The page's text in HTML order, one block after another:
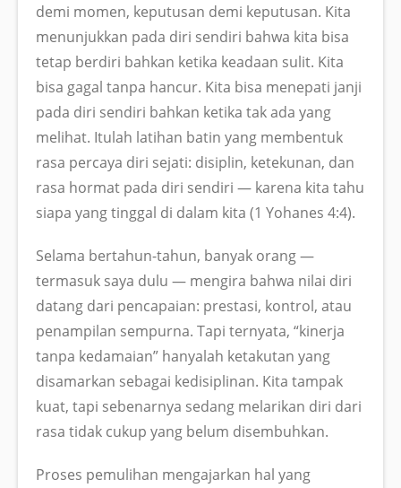
demi momen, keputusan demi keputusan. Kita
menunjukkan pada diri sendiri bahwa kita bisa
tetap berdiri bahkan ketika keadaan sulit. Kita
bisa gagal tanpa hancur. Kita bisa menepati janji
pada diri sendiri bahkan ketika tak ada yang
melihat. Itulah latihan batin yang membentuk
rasa percaya diri sejati: disiplin, ketekunan, dan
rasa hormat pada diri sendiri — karena kita tahu
siapa yang tinggal di dalam kita (1 Yohanes 4:4).
Selama bertahun-tahun, banyak orang —
termasuk saya dulu — mengira bahwa nilai diri
datang dari pencapaian: prestasi, kontrol, atau
penampilan sempurna. Tapi ternyata, “kinerja
tanpa kedamaian” hanyalah ketakutan yang
disamarkan sebagai kedisiplinan. Kita tampak
kuat, tapi sebenarnya sedang melarikan diri dari
rasa tidak cukup yang belum disembuhkan.
Proses pemulihan mengajarkan hal yang